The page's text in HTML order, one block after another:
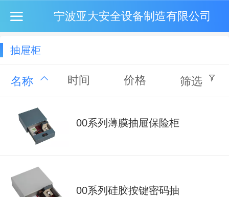
宁波亚大安全设备制造有限公司
抽屉柜
名称 时间 价格 筛选
00系列薄膜抽屉保险柜
00系列硅胶按键密码抽